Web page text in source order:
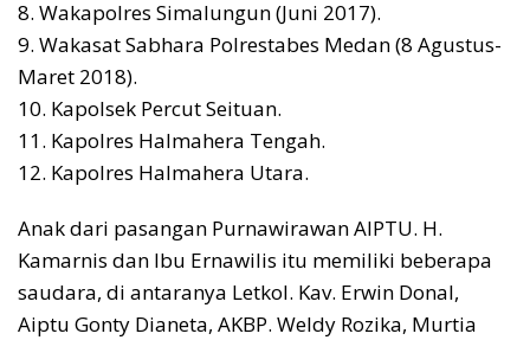
8. Wakapolres Simalungun (Juni 2017).
9. Wakasat Sabhara Polrestabes Medan (8 Agustus-
Maret 2018).
10. Kapolsek Percut Seituan.
11. Kapolres Halmahera Tengah.
12. Kapolres Halmahera Utara.
Anak dari pasangan Purnawirawan AIPTU. H.
Kamarnis dan Ibu Ernawilis itu memiliki beberapa
saudara, di antaranya Letkol. Kav. Erwin Donal,
Aiptu Gonty Dianeta, AKBP. Weldy Rozika, Murtia